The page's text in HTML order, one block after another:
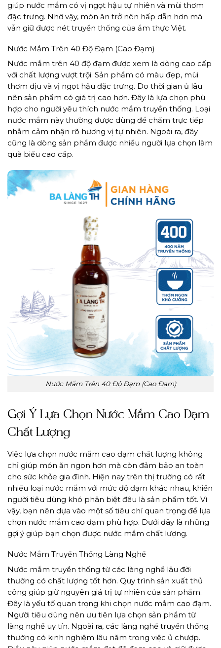
giúp nước mắm có vị ngọt hậu tự nhiên và mùi thơm
đặc trưng. Nhờ vậy, món ăn trở nên hấp dẫn hơn mà
vẫn giữ được nét truyền thống của ẩm thực Việt.
Nước Mắm Trên 40 Độ Đạm (Cao Đạm)
Nước mắm trên 40 độ đạm được xem là dòng cao cấp
với chất lượng vượt trội. Sản phẩm có màu đẹp, mùi
thơm dịu và vị ngọt hậu đặc trưng. Do thời gian ủ lâu
nên sản phẩm có giá trị cao hơn. Đây là lựa chọn phù
hợp cho người yêu thích nước mắm truyền thống. Loại
nước mắm này thường được dùng để chấm trực tiếp
nhằm cảm nhận rõ hương vị tự nhiên. Ngoài ra, đây
cũng là dòng sản phẩm được nhiều người lựa chọn làm
quà biếu cao cấp.
Nước Mắm Trên 40 Độ Đạm (Cao Đạm)
Gợi Ý Lựa Chọn Nước Mắm Cao Đạm
Chất Lượng
Việc lựa chọn nước mắm cao đạm chất lượng không
chỉ giúp món ăn ngon hơn mà còn đảm bảo an toàn
cho sức khỏe gia đình. Hiện nay trên thị trường có rất
nhiều loại nước mắm với mức độ đạm khác nhau, khiến
người tiêu dùng khó phân biệt đâu là sản phẩm tốt. Vì
vậy, bạn nên dựa vào một số tiêu chí quan trọng để lựa
chọn nước mắm cao đạm phù hợp. Dưới đây là những
gợi ý giúp bạn chọn được nước mắm chất lượng.
Nước Mắm Truyền Thống Làng Nghề
Nước mắm truyền thống từ các làng nghề lâu đời
thường có chất lượng tốt hơn. Quy trình sản xuất thủ
công giúp giữ nguyên giá trị tự nhiên của sản phẩm.
Đây là yếu tố quan trọng khi chọn nước mắm cao đạm.
Người tiêu dùng nên ưu tiên lựa chọn sản phẩm từ
làng nghề uy tín. Ngoài ra, các làng nghề truyền thống
thường có kinh nghiệm lâu năm trong việc ủ chượp.